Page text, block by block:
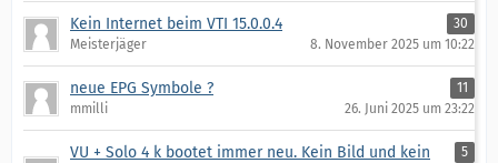
Kein Internet beim VTI 15.0.0.4
30
Meisterjäger
8. November 2025 um 10:22
neue EPG Symbole ?
11
mmilli
26. Juni 2025 um 23:22
VU + Solo 4 k bootet immer neu. Kein Bild und kein
5